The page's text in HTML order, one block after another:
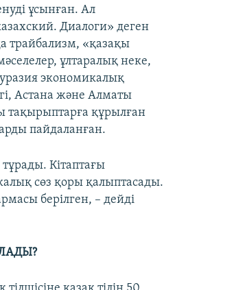
ұсынған. Ал
Диалоги» деген
трайбализм, «қазақы
ұлтаралық неке,
экономикалық
Астана және Алматы
тақырыптарға құрылған
пайдаланған.
тұрады. Кітаптағы
сөз қоры қалыптасады.
берілген, – дейді